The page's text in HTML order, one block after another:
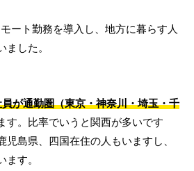
ート勤務を導入し、地方に暮らす人
ました。
が通勤圏（東京・神奈川・埼玉・千
す。比率でいうと関西が多いです
児島県、四国在住の人もいますし、
ます。